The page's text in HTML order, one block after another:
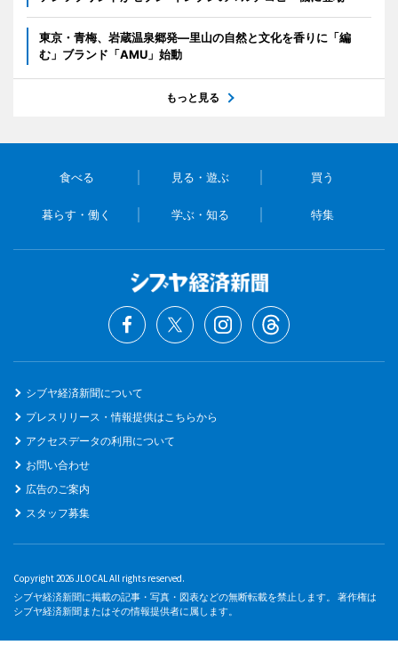
東京・青梅、岩蔵温泉郷発―里山の自然と文化を香りに「編
む」ブランド「AMU」始動
もっと見る
食べる 見る・遊ぶ 買う
暮らす・働く 学ぶ・知る 特集
シブヤ経済新聞について
プレスリリース・情報提供はこちらから
アクセスデータの利用について
お問い合わせ
広告のご案内
スタッフ募集
Copyright 2026 JLOCAL All rights reserved.
シブヤ経済新聞に掲載の記事・写真・図表などの無断転載を禁止します。 著作権は
シブヤ経済新聞またはその情報提供者に属します。